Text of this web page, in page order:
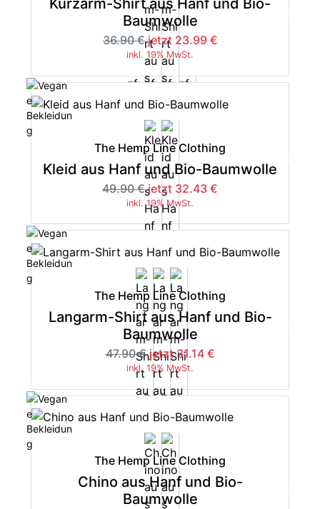
Kurzarm-Shirt aus Hanf und Bio-
Baumwolle
36.90 € jetzt 23.99 €
inkl. 19% MwSt.
-35%
The Hemp Line Clothing
Kleid aus Hanf und Bio-Baumwolle
49.90 € jetzt 32.43 €
inkl. 19% MwSt.
-35%
The Hemp Line Clothing
Langarm-Shirt aus Hanf und Bio-
Baumwolle
47.90 € jetzt 31.14 €
inkl. 19% MwSt.
-35%
The Hemp Line Clothing
Chino aus Hanf und Bio-
Baumwolle
-35%